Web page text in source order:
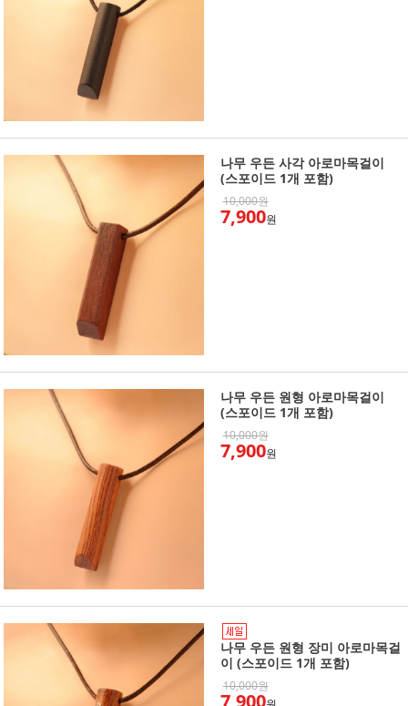
나무 우든 사각 아로마목걸이
(스포이드 1개 포함)
10,000원
7,900원
나무 우든 원형 아로마목걸이
(스포이드 1개 포함)
10,000원
7,900원
나무 우든 원형 장미 아로마목걸
이 (스포이드 1개 포함)
10,000원
7,900